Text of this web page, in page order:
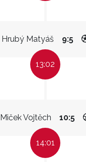
Hrubý Matyáš 9:5
13:02
Miček Vojtěch 10:5
14:01